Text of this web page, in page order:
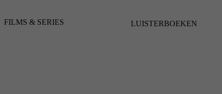
FILMS & SERIES LUISTERBOEKEN